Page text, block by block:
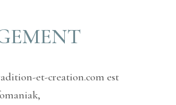
et-creation.com est